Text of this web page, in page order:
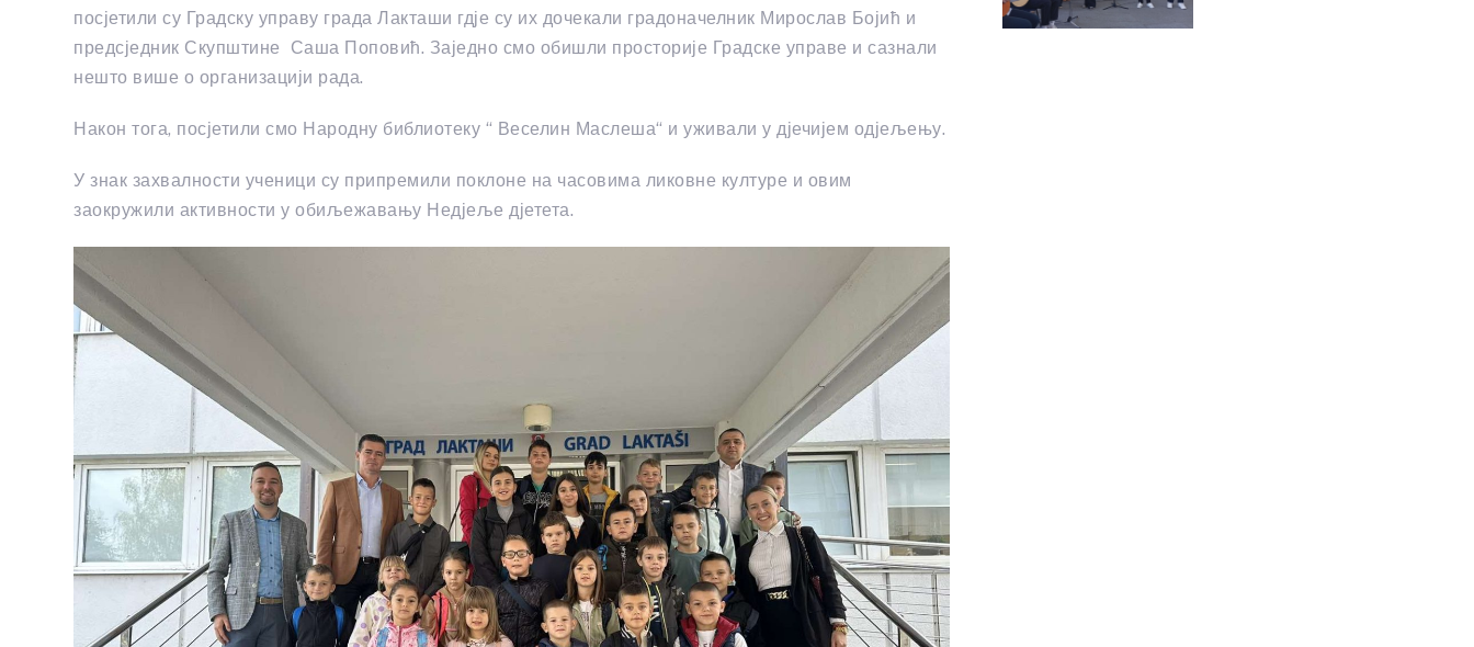
посјетили су Градску управу града Лакташи гд‌је су их дочекали градоначелник Мирослав Бојић и
предсједник Скупштине Саша Поповић. Заједно смо обишли просторије Градске управе и сазнали
нешто више о организацији рада.
Након тога, посјетили смо Народну библиотеку “ Веселин Маслеша“ и уживали у д‌јечијем од‌јељењу.
У знак захвалности ученици су припремили поклоне на часовима ликовне културе и овим
заокружили активности у обиљежавању Нед‌јеље д‌јетета.